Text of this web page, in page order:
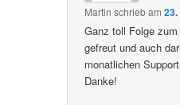
Martin schriebam
Ganz toll Folge
gefreut und auch
monatlichen
Danke!